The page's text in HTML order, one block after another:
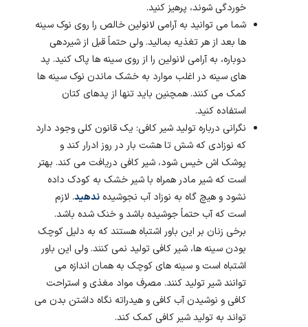
خوردگی شوند، پرهیز کنید.
شما می توانید به آرامی لانولین خالص را روی نوک سینه
ها بعد از هر تغذیه بمالید. ولی حتماً قبل از شیردهی
دوباره، به آرامی لانولین را از روی سینه ها پاک کنید. پد
های سینه در اغلب موارد به خشک ماندن نوک سینه ها
کمک می کنند. همچنین باید تنها از پدهای کتان
استفاده کنید.
نگرانی درباره تولید شیر کافی: یک قانون کلی وجود دارد
که نوزادی که شش تا هشت بار در روز ادرار کند و
پوشک اش خیس شود، شیر کافی دریافت می کند. بهتر
است که شیر مادر همراه با شیر خشک به کودک داده
نشود و هیچ گاه به نوزاد آب نجوشیده ندهید. لازم
است که آب حتماً جوشیده باشد و خنک شده باشد.
برخی زنان بر این باور اشتباه هستند که به دلیل کوچک
بودن سینه ها، شیر کافی تولید نمی کنند. ولی این باور
اشتباه است و سینه های کوچک به همان اندازه می
توانند شیر تولید کنند. مصرف مواد مغذی و استراحت
کافی و نوشیدن آب کافی و هیدراته نگاه داشتن بدن می
تواند به تولید شیر کافی کمک کند.